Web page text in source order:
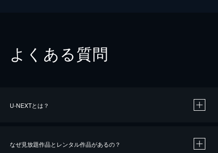
よくある質問
U-NEXTとは？
なぜ見放題作品とレンタル作品があるの？